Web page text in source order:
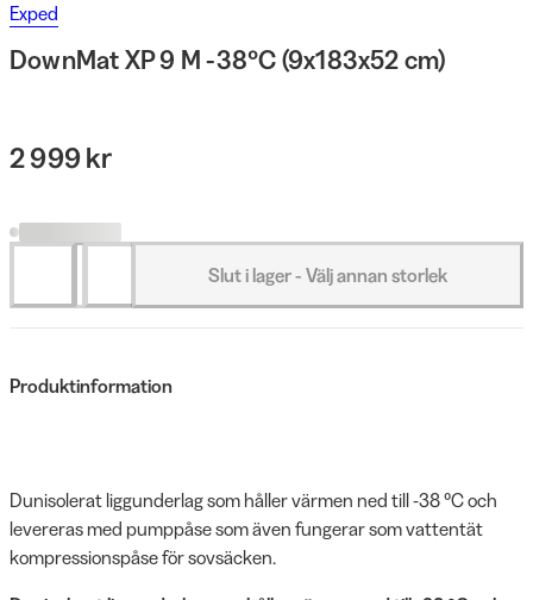
Exped
DownMat XP 9 M -38°C (9x183x52 cm)
2 999 kr
Slut i lager - Välj annan storlek
Produktinformation
Dunisolerat liggunderlag som håller värmen ned till -38 °C och
levereras med pumppåse som även fungerar som vattentät
kompressionspåse för sovsäcken.